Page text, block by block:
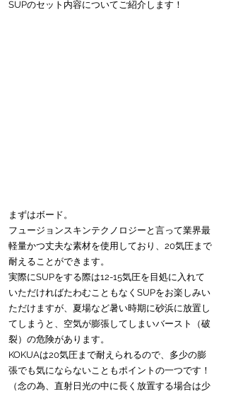
SUPのセット内容についてご紹介します！
まずはボード。
フュージョンスキンテクノロジーと言って業界最
軽量かつ丈夫な素材を使用しており、20気圧まで
耐えることができます。
実際にSUPをする際は12-15気圧を目処に入れて
いただければたわむこともなくSUPをお楽しみい
ただけますが、夏場など暑い時期に砂浜に放置し
てしまうと、空気が膨張してしまいバースト（破
裂）の危険があります。
KOKUAは20気圧まで耐えられるので、多少の膨
張でも気にならないこともポイントの一つです！
（念の為、直射日光の中に長く放置する場合は少